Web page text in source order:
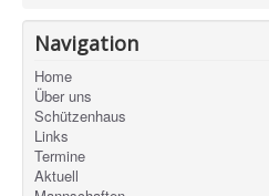
Navigation
Home
Über uns
Schützenhaus
Links
Termine
Aktuell